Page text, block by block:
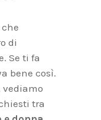
di
Se ti fa
bene così.
vediamo
tra